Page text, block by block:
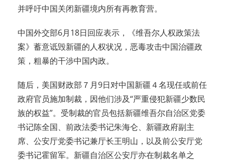
并呼吁中国关闭新疆境内所有再教育营。
中国外交部6月18日回应表示，《维吾尔人权政策法
案》蓄意诋毁新疆的人权状况，恶毒攻击中国治疆政
策，粗暴的干涉中国内政。
随后，美国财政部７月9日对中国新疆４名现任或前任
政府官员施加制裁，因他们涉及“严重侵犯新疆少数民
族的权益”。受制裁的官员包括新疆维吾尔自治区党委
书记陈全国、前政法委书记朱海仑、新疆政府副主
席、公安厅党委书记兼厅长王明山，以及前公安厅党
委书记霍留军。新疆自治区公安厅亦在制裁名单之